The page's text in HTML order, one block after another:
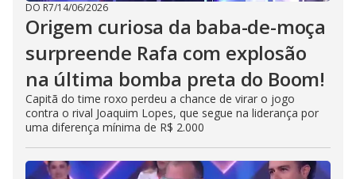
DO R7/14/06/2026
Origem curiosa da baba-de-moça
surpreende Rafa com explosão
na última bomba preta do Boom!
Capitã do time roxo perdeu a chance de virar o jogo
contra o rival Joaquim Lopes, que segue na liderança por
uma diferença mínima de R$ 2.000